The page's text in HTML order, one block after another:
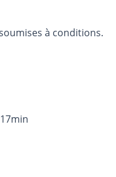
à conditions.